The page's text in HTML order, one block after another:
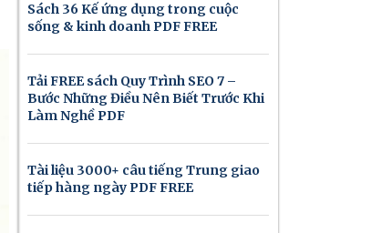
Sách 36 Kế ứng dụng trong cuộc
sống & kinh doanh PDF FREE
Tải FREE sách Quy Trình SEO 7 –
Bước Những Điều Nên Biết Trước Khi
Làm Nghề PDF
Tài liệu 3000+ câu tiếng Trung giao
tiếp hàng ngày PDF FREE